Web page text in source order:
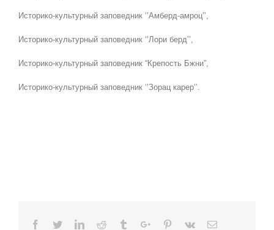
Историко-культурный заповедник ‘’Амберд-амроц’’,
Историко-культурный заповедник ‘’Лори берд’’,
Историко-культурный заповедник “Крепость Бжни”,
Историко-культурный заповедник ‘’Зорац карер’’.
Facebook
TwitterLinkedinReddit TumblrGoogle+Pinterest
Vk Email